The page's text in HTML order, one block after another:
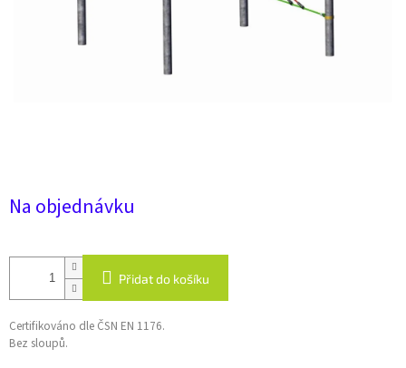
Na objednávku
Přidat do košíku
Certifikováno dle ČSN EN 1176.
Bez sloupů.